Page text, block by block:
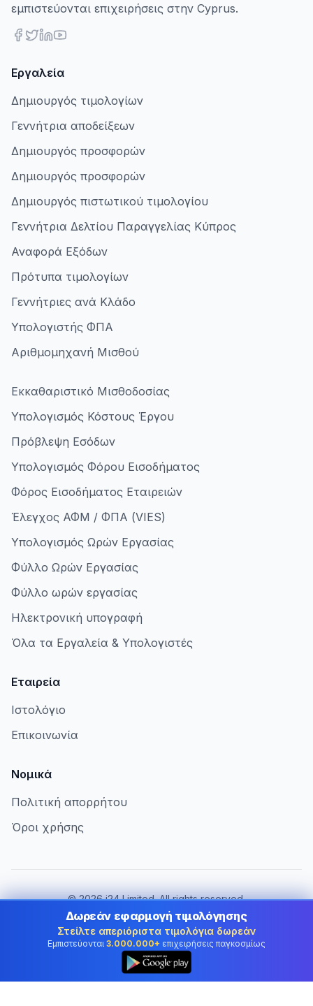
εμπιστεύονται επιχειρήσεις στην Cyprus.
Εργαλεία
Δημιουργός τιμολογίων
Γεννήτρια αποδείξεων
Δημιουργός προσφορών
Δημιουργός προσφορών
Δημιουργός πιστωτικού τιμολογίου
Γεννήτρια Δελτίου Παραγγελίας Κύπρος
Αναφορά Εξόδων
Πρότυπα τιμολογίων
Γεννήτριες ανά Κλάδο
Υπολογιστής ΦΠΑ
Αριθμομηχανή Μισθού
Εκκαθαριστικό Μισθοδοσίας
Υπολογισμός Κόστους Έργου
Πρόβλεψη Εσόδων
Υπολογισμός Φόρου Εισοδήματος
Φόρος Εισοδήματος Εταιρειών
Έλεγχος ΑΦΜ / ΦΠΑ (VIES)
Υπολογισμός Ωρών Εργασίας
Φύλλο Ωρών Εργασίας
Φύλλο ωρών εργασίας
Ηλεκτρονική υπογραφή
Όλα τα Εργαλεία & Υπολογιστές
Εταιρεία
Ιστολόγιο
Επικοινωνία
Νομικά
Πολιτική απορρήτου
Όροι χρήσης
©2026i24 Limited. All rights reserved.
Εξυπηρετώντας επιχειρήσεις στην Cyprus
Αλλαγή χώρας:
Cyprus
Δωρεάν εφαρμογή τιμολόγησης
Στείλτε απεριόριστα τιμολόγια δωρεάν
Εμπιστεύονται 3.000.000+ επιχειρήσεις παγκοσμίως